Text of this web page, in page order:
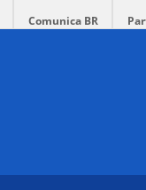
Comunica BR